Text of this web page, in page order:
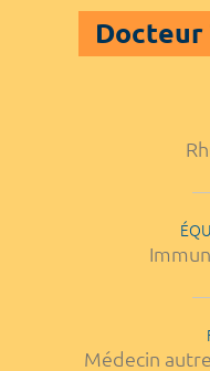
Docteur
Médecin